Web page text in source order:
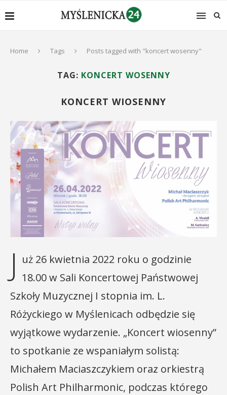
Home Tags Posts tagged with "koncert wosenny"
TAG: KONCERT WOSENNY
KONCERT WIOSENNY
J uż 26 kwietnia 2022 roku o godzinie
18.00 w Sali Koncertowej Państwowej
Szkoły Muzycznej I stopnia im. L.
Różyckiego w Myślenicach odbędzie się
wyjątkowe wydarzenie. „Koncert wiosenny”
to spotkanie ze wspaniałym solistą:
Michałem Maciaszczykiem oraz orkiestrą
Polish Art Philharmonic, podczas którego